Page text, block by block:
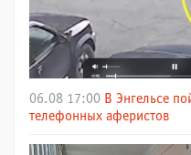
06.08 17:00 В Энгельсе
телефонных аферистов